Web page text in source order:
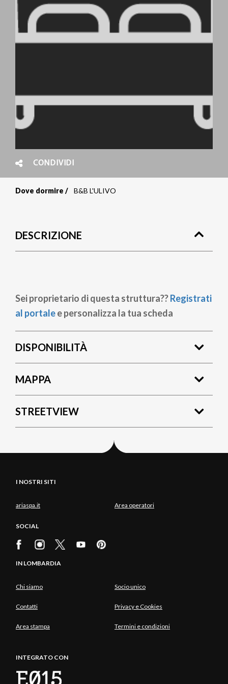
CONDIVIDI
pane
Dove dormire B&B L'ULIVO
DESCRIZIONE
Sei proprietario di questa struttura??Registrati
al portalee personalizza la tua scheda
DISPONIBILITÀ
MAPPA
STREETVIEW
I NOSTRI SITI
ariaspa.it Area operatori
SOCIAL
IN LOMBARDIA
Chi siamo Socio unico
Contatti Privacy e Cookies
Area stampa Termini e condizioni
INTEGRATO CON